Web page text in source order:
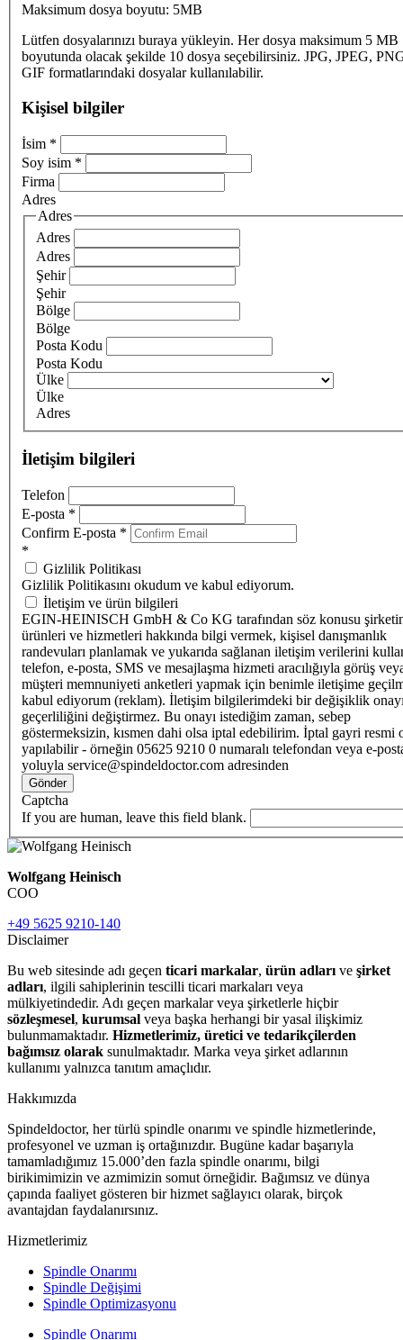
Maksimum dosya boyutu: 5MB
Lütfen dosyalarınızı buraya yükleyin. Her dosya maksimum 5 MB
boyutunda olacak şekilde 10 dosya seçebilirsiniz. JPG, JPEG,
GIF formatlarındaki dosyalar kullanılabilir.
Kişisel bilgiler
İsim *
Soy isim *
Firma
Adres
Adres
Adres
Adres
Şehir
Şehir
Bölge
Bölge
Posta Kodu
Posta Kodu
Ülke
Ülke
Adres
İletişim bilgileri
Telefon
E-posta *
Confirm E-posta *
*
Gizlilik Politikası
Gizlilik Politikasını okudum ve kabul ediyorum.
İletişim ve ürün bilgileri
EGIN-HEINISCH GmbH & Co KG tarafından söz konusu
ürünleri ve hizmetleri hakkında bilgi vermek, kişisel danışmanlık
randevuları planlamak ve yukarıda sağlanan iletişim verilerini
telefon, e-posta, SMS ve mesajlaşma hizmeti aracılığıyla görüş
müşteri memnuniyeti anketleri yapmak için benimle iletişime
kabul ediyorum (reklam). İletişim bilgilerimdeki bir değişiklik
geçerliliğini değiştirmez. Bu onayı istediğim zaman, sebep
göstermeksizin, kısmen dahi olsa iptal edebilirim. İptal gayri resmi
yapılabilir - örneğin 05625 9210 0 numaralı telefondan veya e-
yoluyla service@spindeldoctor.com adresinden
Gönder
Captcha
If you are human, leave this field blank.
Wolfgang Heinisch
COO
+49 5625 9210-140
Disclaimer
Bu web sitesinde adı geçen ticari markalar, ürün adları ve şirket
adları, ilgili sahiplerinin tescilli ticari markaları veya
mülkiyetindedir. Adı geçen markalar veya şirketlerle hiçbir
sözleşmesel, kurumsal veya başka herhangi bir yasal ilişkimiz
bulunmamaktadır. Hizmetlerimiz, üretici ve tedarikçilerden
bağımsız olarak sunulmaktadır. Marka veya şirket adlarının
kullanımı yalnızca tanıtım amaçlıdır.
Hakkımızda
Spindeldoctor, her türlü spindle onarımı ve spindle hizmetlerinde,
profesyonel ve uzman iş ortağınızdır. Bugüne kadar başarıyla
tamamladığımız 15.000’den fazla spindle onarımı, bilgi
birikimimizin ve azmimizin somut örneğidir. Bağımsız ve dünya
çapında faaliyet gösteren bir hizmet sağlayıcı olarak, birçok
avantajdan faydalanırsınız.
Hizmetlerimiz
Spindle Onarımı
Spindle Değişimi
Spindle Optimizasyonu
Spindle Onarımı